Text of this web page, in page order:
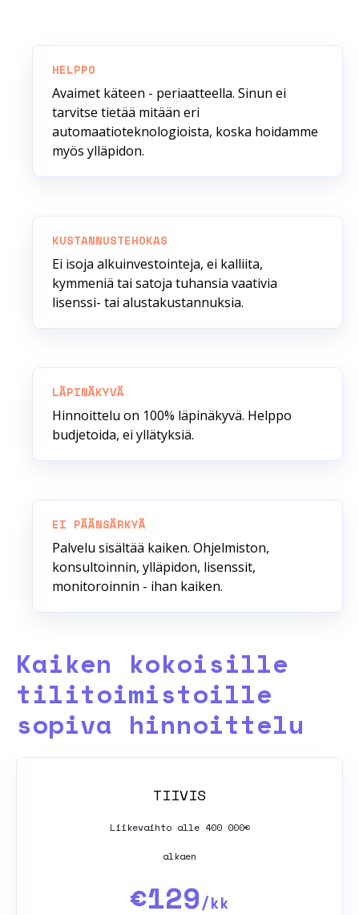
HELPPO
Avaimet käteen - periaatteella. Sinun ei
tarvitse tietää mitään eri
automaatioteknologioista, koska hoidamme
myös ylläpidon.
KUSTANNUSTEHOKAS
Ei isoja alkuinvestointeja, ei kalliita,
kymmeniä tai satoja tuhansia vaativia
lisenssi- tai alustakustannuksia.
LÄPINÄKYVÄ
Hinnoittelu on 100% läpinäkyvä. Helppo
budjetoida, ei yllätyksiä.
EI PÄÄNSÄRKYÄ
Palvelu sisältää kaiken. Ohjelmiston,
konsultoinnin, ylläpidon, lisenssit,
monitoroinnin - ihan kaiken.
Kaiken kokoisille
tilitoimistoille
sopiva hinnoittelu
TIIVIS
Liikevaihto alle 400 000€
alkaen
€129/kk